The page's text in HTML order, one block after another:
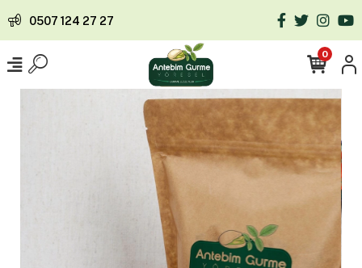
0507 124 27 27
0